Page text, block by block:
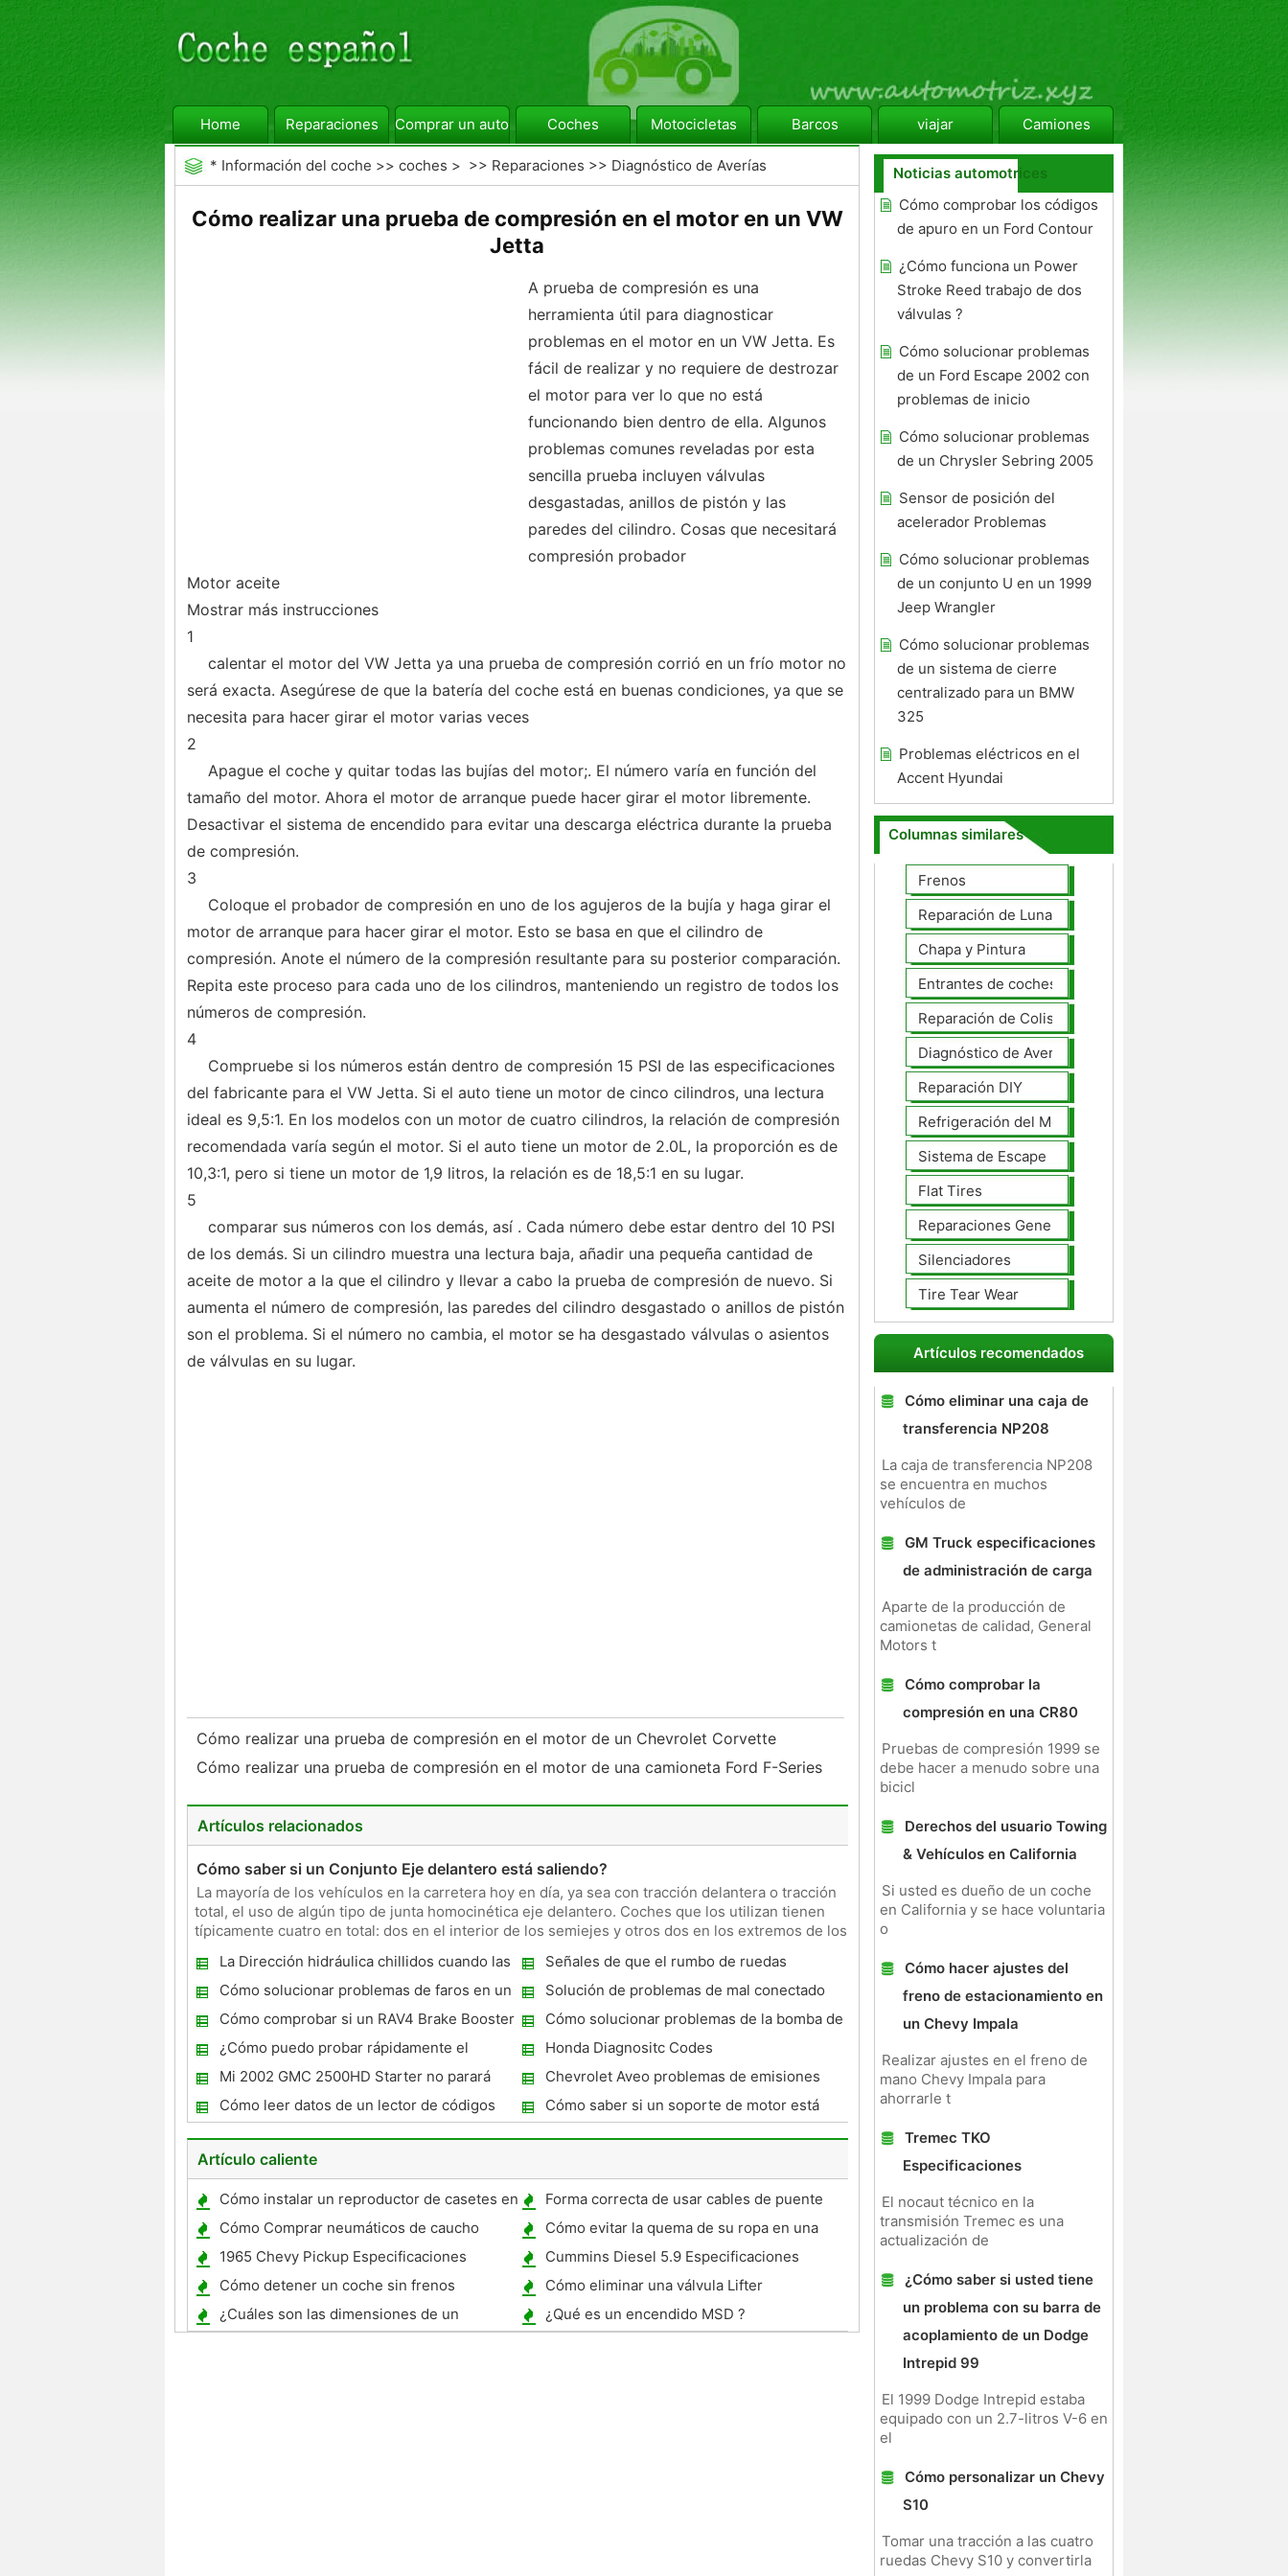
Home Reparaciones Comprar un automóvil Coches Motocicletas Barcos viajar Camiones
* Información del coche >> coches > >> Reparaciones >> Diagnóstico de Averías
Cómo realizar una prueba de compresión en el motor en un VW
Jetta
A prueba de compresión es una
herramienta útil para diagnosticar
problemas en el motor en un VW Jetta. Es
fácil de realizar y no requiere de destrozar
el motor para ver lo que no está
funcionando bien dentro de ella. Algunos
problemas comunes reveladas por esta
sencilla prueba incluyen válvulas
desgastadas, anillos de pistón y las
paredes del cilindro. Cosas que necesitará
compresión probador
Motor aceite
Mostrar más instrucciones
1
calentar el motor del VW Jetta ya una prueba de compresión corrió en un frío motor no
será exacta. Asegúrese de que la batería del coche está en buenas condiciones, ya que se
necesita para hacer girar el motor varias veces
2
Apague el coche y quitar todas las bujías del motor;. El número varía en función del
tamaño del motor. Ahora el motor de arranque puede hacer girar el motor libremente.
Desactivar el sistema de encendido para evitar una descarga eléctrica durante la prueba
de compresión.
3
Coloque el probador de compresión en uno de los agujeros de la bujía y haga girar el
motor de arranque para hacer girar el motor. Esto se basa en que el cilindro de
compresión. Anote el número de la compresión resultante para su posterior comparación.
Repita este proceso para cada uno de los cilindros, manteniendo un registro de todos los
números de compresión.
4
Compruebe si los números están dentro de compresión 15 PSI de las especificaciones
del fabricante para el VW Jetta. Si el auto tiene un motor de cinco cilindros, una lectura
ideal es 9,5:1. En los modelos con un motor de cuatro cilindros, la relación de compresión
recomendada varía según el motor. Si el auto tiene un motor de 2.0L, la proporción es de
10,3:1, pero si tiene un motor de 1,9 litros, la relación es de 18,5:1 en su lugar.
5
comparar sus números con los demás, así . Cada número debe estar dentro del 10 PSI
de los demás. Si un cilindro muestra una lectura baja, añadir una pequeña cantidad de
aceite de motor a la que el cilindro y llevar a cabo la prueba de compresión de nuevo. Si
aumenta el número de compresión, las paredes del cilindro desgastado o anillos de pistón
son el problema. Si el número no cambia, el motor se ha desgastado válvulas o asientos
de válvulas en su lugar.
Cómo realizar una prueba de compresión en el motor de un Chevrolet Corvette
Cómo realizar una prueba de compresión en el motor de una camioneta Ford F-Series
Artículos relacionados
Cómo saber si un Conjunto Eje delantero está saliendo?
La mayoría de los vehículos en la carretera hoy en día, ya sea con tracción delantera o tracción
total, el uso de algún tipo de junta homocinética eje delantero. Coches que los utilizan tienen
típicamente cuatro en total: dos en el interior de los semiejes y otros dos en los extremos de los
La Dirección hidráulica chillidos cuando las
ruedas se giran a baja velocidad
Señales de que el rumbo de ruedas
necesitan ser reemplazados
Cómo solucionar problemas de faros en un
Honda Accord 2005
Solución de problemas de mal conectado
luces del remolque
Cómo comprobar si un RAV4 Brake Booster
está trabajando
Cómo solucionar problemas de la bomba de
aceite
¿Cómo puedo probar rápidamente el
alternador en un Ford Tempo DIY
Honda Diagnositc Codes
Mi 2002 GMC 2500HD Starter no parará
Chevrolet Aveo problemas de emisiones
Cómo leer datos de un lector de códigos
Cómo saber si un soporte de motor está
roto?
Artículo caliente
Cómo instalar un reproductor de casetes en
su coche
Forma correcta de usar cables de puente
Cómo Comprar neumáticos de caucho
reciclado
Cómo evitar la quema de su ropa en una
Harley escape
1965 Chevy Pickup Especificaciones
Cummins Diesel 5.9 Especificaciones
Cómo detener un coche sin frenos
Cómo eliminar una válvula Lifter
¿Cuáles son las dimensiones de un
Mercedes
¿Qué es un encendido MSD ?
Noticias automotrices
Cómo comprobar los códigos
de apuro en un Ford Contour
¿Cómo funciona un Power
Stroke Reed trabajo de dos
válvulas ?
Cómo solucionar problemas
de un Ford Escape 2002 con
problemas de inicio
Cómo solucionar problemas
de un Chrysler Sebring 2005
Sensor de posición del
acelerador Problemas
Cómo solucionar problemas
de un conjunto U en un 1999
Jeep Wrangler
Cómo solucionar problemas
de un sistema de cierre
centralizado para un BMW
325
Problemas eléctricos en el
Accent Hyundai
Columnas similares
Frenos
Reparación de Lunas
Chapa y Pintura
Entrantes de coches
Reparación de Colisiones
Diagnóstico de Averías
Reparación DIY
Refrigeración del Motor
Sistema de Escape
Flat Tires
Reparaciones Generales
Silenciadores
Tire Tear Wear
Artículos recomendados
Cómo eliminar una caja de
transferencia NP208
La caja de transferencia NP208
se encuentra en muchos
vehículos de
GM Truck especificaciones
de administración de carga
Aparte de la producción de
camionetas de calidad, General
Motors t
Cómo comprobar la
compresión en una CR80
Pruebas de compresión 1999 se
debe hacer a menudo sobre una
bicicl
Derechos del usuario Towing
& Vehículos en California
Si usted es dueño de un coche
en California y se hace voluntaria
o
Cómo hacer ajustes del
freno de estacionamiento en
un Chevy Impala
Realizar ajustes en el freno de
mano Chevy Impala para
ahorrarle t
Tremec TKO
Especificaciones
El nocaut técnico en la
transmisión Tremec es una
actualización de
¿Cómo saber si usted tiene
un problema con su barra de
acoplamiento de un Dodge
Intrepid 99
El 1999 Dodge Intrepid estaba
equipado con un 2.7-litros V-6 en
el
Cómo personalizar un Chevy
S10
Tomar una tracción a las cuatro
ruedas Chevy S10 y convertirla